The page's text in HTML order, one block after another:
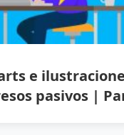
e
pasivos |